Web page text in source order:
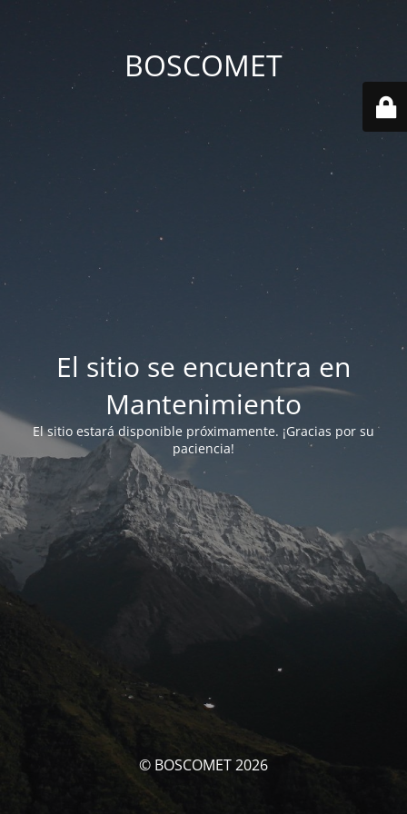
BOSCOMET
El sitio se encuentra en
Mantenimiento
El sitio estará disponible próximamente. ¡Gracias por su
paciencia!
© BOSCOMET 2026